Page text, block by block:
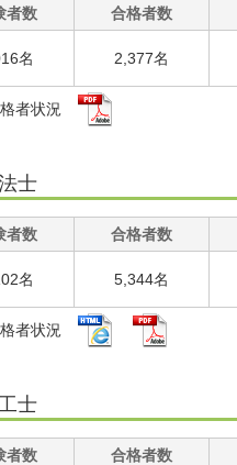
者数 合格者数
名 2,377名
者状況
士
者数 合格者数
名 5,344名
者状況
士
者数 合格者数